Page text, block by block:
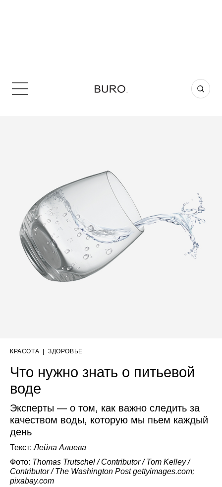
КРАСОТА | ЗДОРОВЬЕ
Что нужно знать о питьевой
воде
Эксперты — о том, как важно следить за
качеством воды, которую мы пьем каждый
день
Текст:Лейла Алиева
Фото: Thomas Trutschel / Contributor / Tom Kelley /
Contributor / The Washington Post gettyimages.com;
pixabay.com